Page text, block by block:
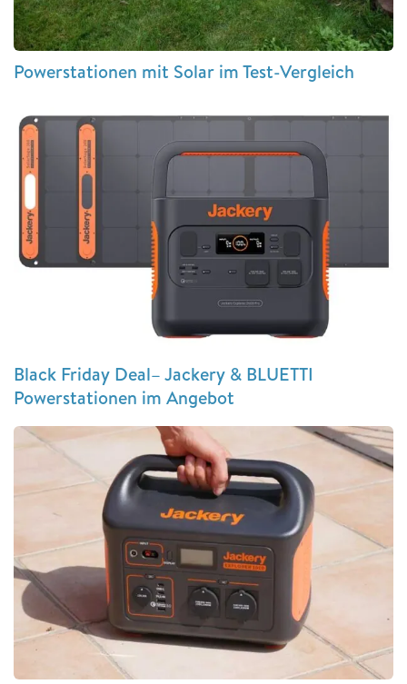
Powerstationen mit Solar im Test-Vergleich
Black Friday Deal– Jackery & BLUETTI
Powerstationen im Angebot